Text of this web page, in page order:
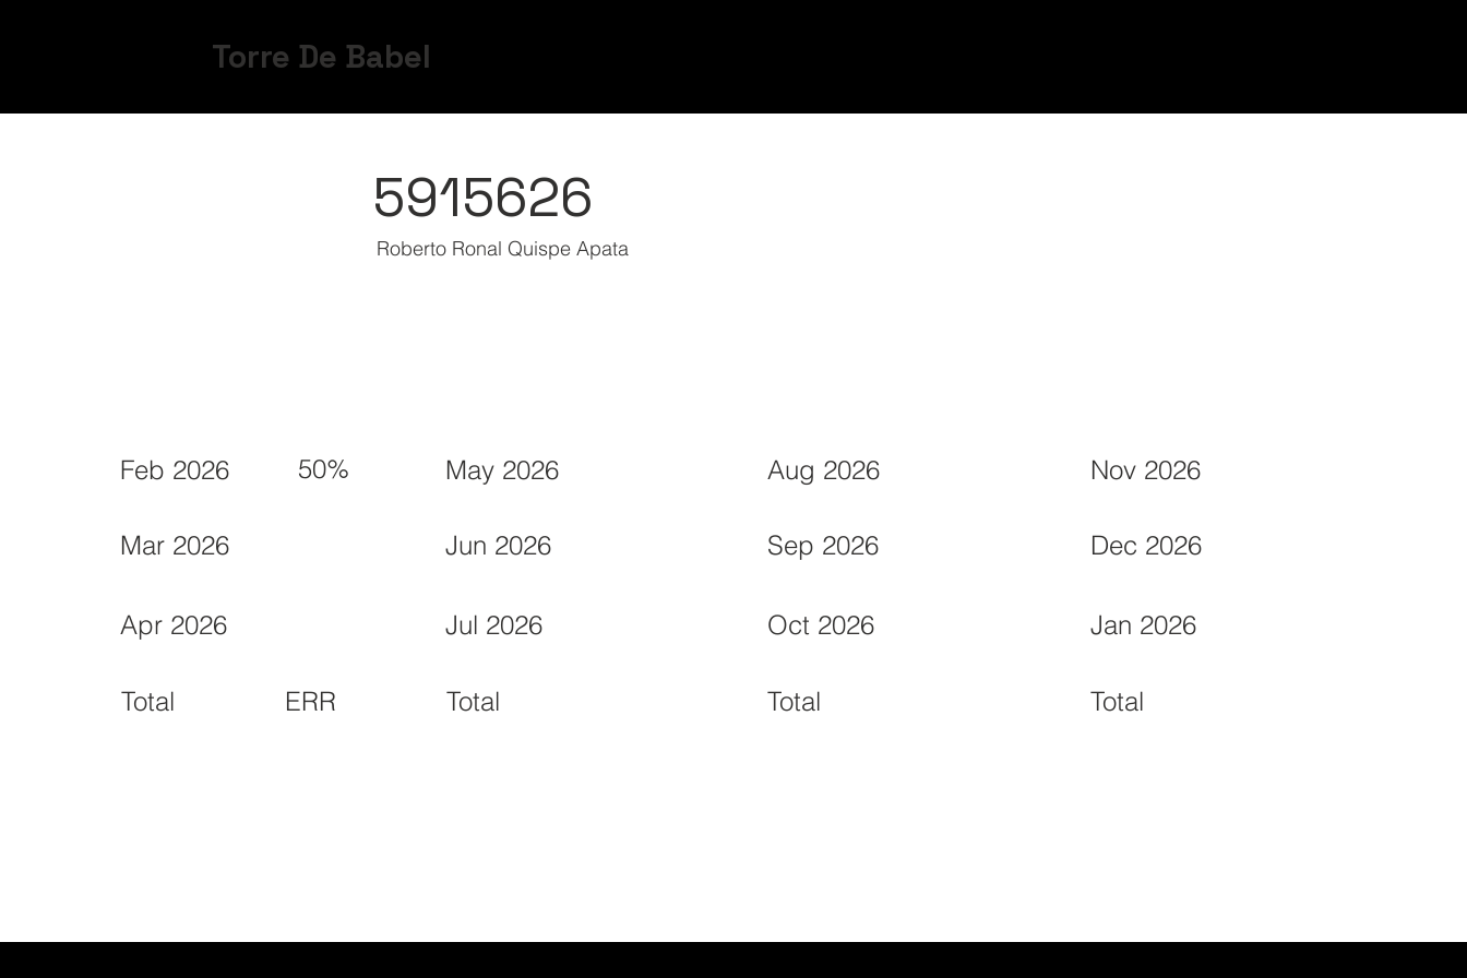
Torre De Babel
5915626
Roberto Ronal Quispe Apata
Feb 2026 50% May 2026 Aug 2026 Nov 2026
Mar 2026 Jun 2026 Sep 2026 Dec 2026
Apr 2026 Jul 2026 Oct 2026 Jan 2026
Total ERR Total Total Total